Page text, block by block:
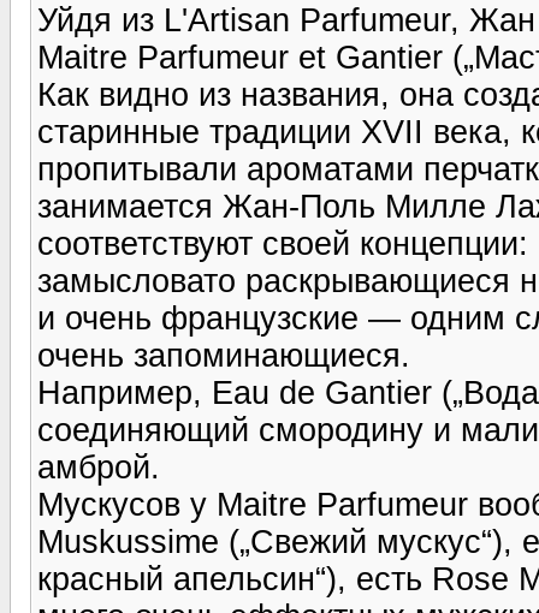
Уйдя из L'Artisan Parfumeur,
Maitre Parfumeur et Gantier
Как видно из названия, она
старинные традиции XVII века,
пропитывали ароматами
занимается Жан-Поль Милле
соответствуют своей
замысловато раскрывающиеся
и очень французские — одним
очень запоминающиеся.
Например, Eau de Gantier
соединяющий смородину и
амброй.
Мускусов у Maitre Parfumeur
Muskussime („Свежий мускус“),
красный апельсин“), есть Rose